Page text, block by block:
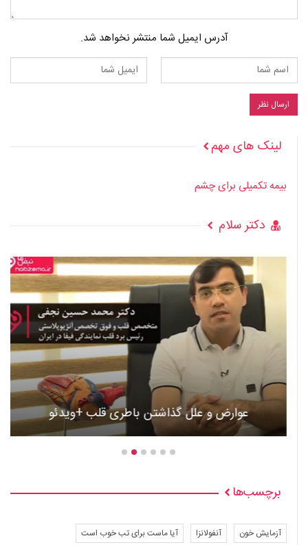
آدرس ایمیل شما منتشر نخواهد شد.
لینک های مهم
بیمه تکمیلی برای چشم
دکتر سلام
عوارض و علل گذاشتن باطری قلب +ویدئو
برچسب‌ها
آزمایش خون آنفولانزا
آیا ماست برای تب خوب است